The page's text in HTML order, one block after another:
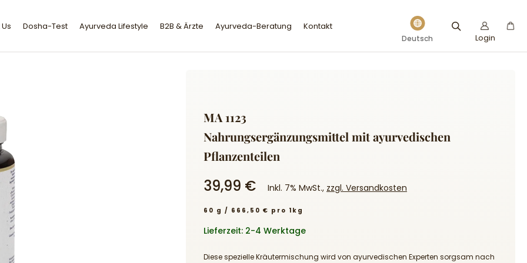
Dosha-Test Ayurveda Lifestyle B2B & Ärzte Ayurveda-Beratung Kontakt Sprache
Deutsch Login
MA 1123
Nahrungsergänzungsmittel mit ayurvedischen
Pflanzenteilen
39,99 € Inkl. 7% MwSt., zzgl. Versandkosten
60 g / 666,50 € pro 1kg
Lieferzeit: 2-4 Werktage
Diese spezielle Kräutermischung wird von ayurvedischen Experten sorgsam nach